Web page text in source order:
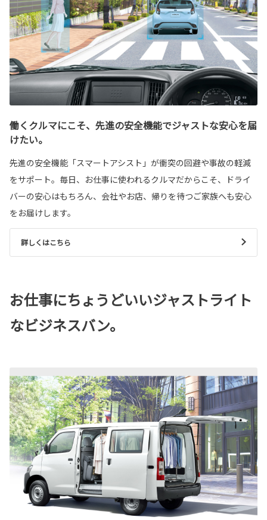
働くクルマにこそ、先進の安全機能でジャストな安心を届
けたい。
先進の安全機能「スマートアシスト」が衝突の回避や事故の軽減
をサポート。毎日、お仕事に使われるクルマだからこそ、ドライ
バーの安心はもちろん、会社やお店、帰りを待つご家族へも安心
をお届けします。
詳しくはこちら
お仕事にちょうどいいジャストライト
なビジネスバン。